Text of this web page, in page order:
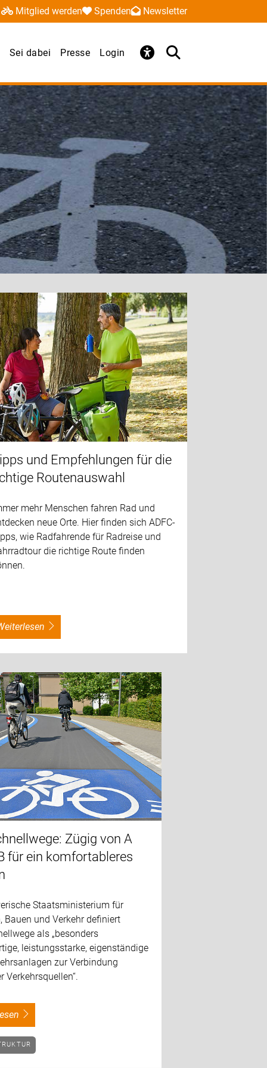
Mitglied werden Spenden Newsletter
Sei dabei Presse Login
und Empfehlungen für die
Routenauswahl
mehr Menschen fahren Rad und
neue Orte. Hier finden sich ADFC-
wie Radfahrende für Radreise und
die richtige Route finden
weiterlesen
Zügig von A
für ein komfortableres
Staatsministerium für
Bauen und Verkehr definiert
als „besonders
leistungsstarke, eigenständige
zur Verbindung
Verkehrsquellen“.